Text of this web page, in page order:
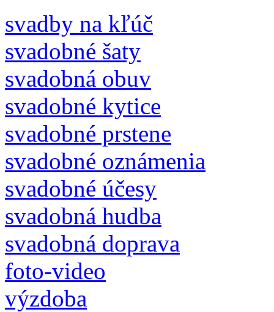
svadby na kľúč
svadobné šaty
svadobná obuv
svadobné kytice
svadobné prstene
svadobné oznámenia
svadobné účesy
svadobná hudba
svadobná doprava
foto-video
výzdoba